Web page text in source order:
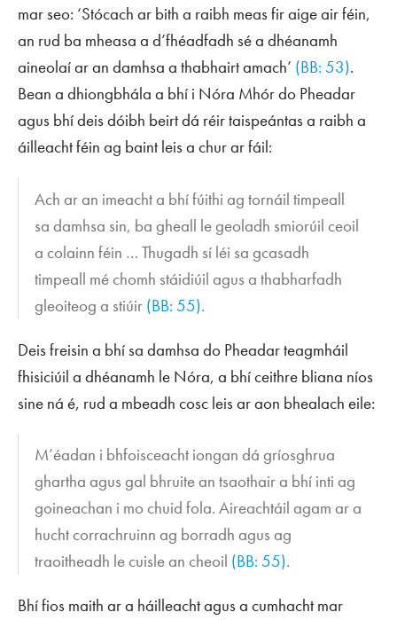
mar seo: ‘Stócach ar bith a raibh meas fir aige air féin,
an rud ba mheasa a d’fhéadfadh sé a dhéanamh
aineolaí ar an damhsa a thabhairt amach’ (BB: 53).
Bean a dhiongbhála a bhí i Nóra Mhór do Pheadar
agus bhí deis dóibh beirt dá réir taispeántas a raibh a
áilleacht féin ag baint leis a chur ar fáil:
Ach ar an imeacht a bhí fúithi ag tornáil timpeall
sa damhsa sin, ba gheall le geoladh smiorúil ceoil
a colainn féin … Thugadh sí léi sa gcasadh
timpeall mé chomh stáidiúil agus a thabharfadh
gleoiteog a stiúir (BB: 55).
Deis freisin a bhí sa damhsa do Pheadar teagmháil
fhisiciúil a dhéanamh le Nóra, a bhí ceithre bliana níos
sine ná é, rud a mbeadh cosc leis ar aon bhealach eile:
M’éadan i bhfoisceacht iongan dá gríosghrua
ghartha agus gal bhruite an tsaothair a bhí inti ag
goineachan i mo chuid fola. Aireachtáil agam ar a
hucht corrachruinn ag borradh agus ag
traoitheadh le cuisle an cheoil (BB: 55).
Bhí fios maith ar a háilleacht agus a cumhacht mar